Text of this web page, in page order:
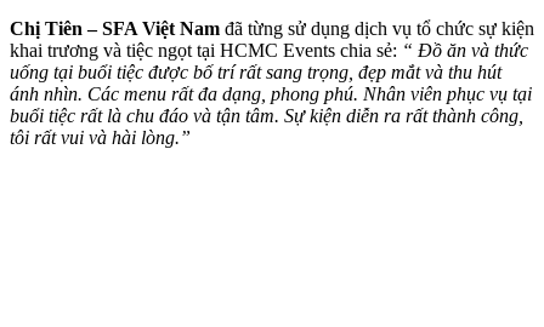
Chị Tiên – SFA Việt Nam đã từng sử dụng dịch vụ tổ chức sự kiện
khai trương và tiệc ngọt tại HCMC Events chia sẻ: “ Đồ ăn và thức
uống tại buổi tiệc được bố trí rất sang trọng, đẹp mắt và thu hút
ánh nhìn. Các menu rất đa dạng, phong phú. Nhân viên phục vụ tại
buổi tiệc rất là chu đáo và tận tâm. Sự kiện diễn ra rất thành công,
tôi rất vui và hài lòng.”